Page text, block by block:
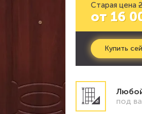
Старая цена
от 16
Купить
под